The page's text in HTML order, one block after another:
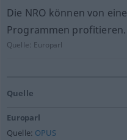
Die NRO können von
Programmen profitieren.
Quelle: Europarl
Quelle
Europarl
Quelle: OPUS